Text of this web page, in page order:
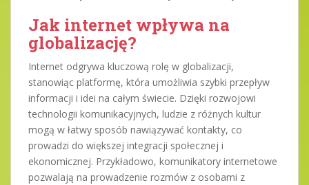
Jak internet wpływa na
globalizację?
Internet odgrywa kluczową rolę w globalizacji,
stanowiąc platformę, która umożliwia szybki przepływ
informacji i idei na całym świecie. Dzięki rozwojowi
technologii komunikacyjnych, ludzie z różnych kultur
mogą w łatwy sposób nawiązywać kontakty, co
prowadzi do większej integracji społecznej i
ekonomicznej. Przykładowo, komunikatory internetowe
pozwalają na prowadzenie rozmów z osobami z